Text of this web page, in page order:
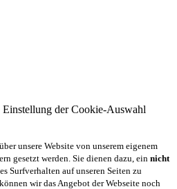
Einstellung der Cookie-Auswahl
unsere Website von unserem eigenem
gesetzt werden. Sie dienen dazu, ein nicht
Surfverhalten auf unseren Seiten zu
wir das Angebot der Webseite noch